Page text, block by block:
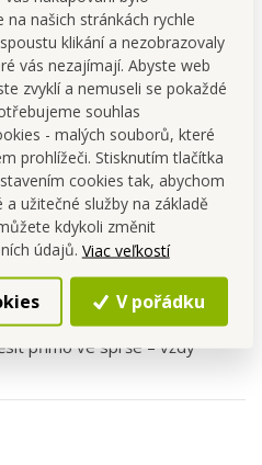
našich stránkách rychle
klikání a nezobrazovaly
vás nezajímají. Abyste web
zvyklí a nemuseli se pokaždé
souhlas
- malých souborů, které
prohlížeči. Stisknutím tlačítka
cookies tak, abychom
užitečné služby na základě
kdykoli změnit
údajů. Viac veľkostí
V pořádku
a nechte oschnout.
dlouhodobou vlhkostí – pro
občas otřete suchým
olejem.
aby se zabránilo
v koupelně, která
přímo ve sprše – vždy